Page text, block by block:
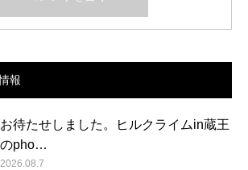
報
お待たせしました。ヒルクライムin蔵王
のpho…
2026.08.7